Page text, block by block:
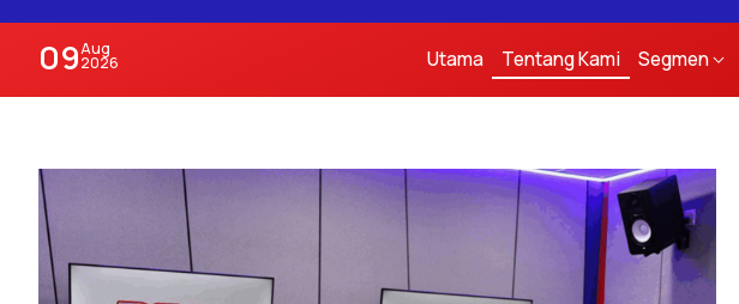
09Aug
2026 Utama Tentang Kami Segmen